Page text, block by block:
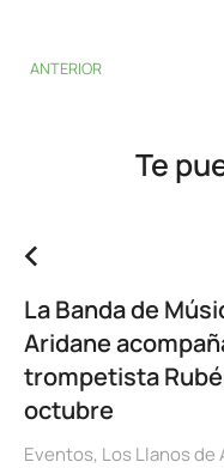
ANTERIOR
Te
La Banda de
Aridane
trompetista
octubre
Eventos, Los Llanos de